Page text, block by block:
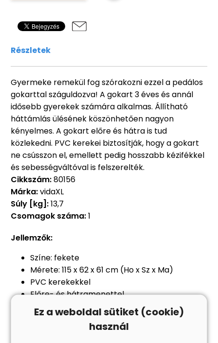
Részletek
Gyermeke remekül fog szórakozni ezzel a pedálos
gokarttal száguldozva! A gokart 3 éves és annál
idősebb gyerekek számára alkalmas. Állítható
háttámlás ülésének köszönhetően nagyon
kényelmes. A gokart előre és hátra is tud
közlekedni. PVC kerekei biztosítják, hogy a gokart
ne csússzon el, emellett pedig hosszabb kézifékkel
és sebességváltóval is felszerelték.
Cikkszám:80156
Márka:vidaXL
Súly [kg]:13,7
Csomagok száma:1
Jellemzők:
Színe: fekete
Mérete: 115 x 62 x 61 cm (Ho x Sz x Ma)
PVC kerekekkel
Előre- és hátramenettel
Hosszabb kézifékkel és sebességváltóval
Állítható ülés
FIGYELMEZTETÉS: 36 hónapnál idősebb
Ez a weboldal sütiket (cookie)
használ